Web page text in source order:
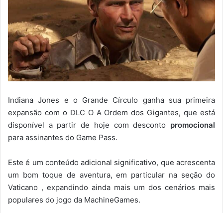
Indiana Jones e o Grande Círculo ganha sua primeira
expansão com o DLC O A Ordem dos Gigantes, que está
disponível a partir de hoje com desconto promocional
para assinantes do Game Pass.
Este é um conteúdo adicional significativo, que acrescenta
um bom toque de aventura, em particular na seção do
Vaticano , expandindo ainda mais um dos cenários mais
populares do jogo da MachineGames.